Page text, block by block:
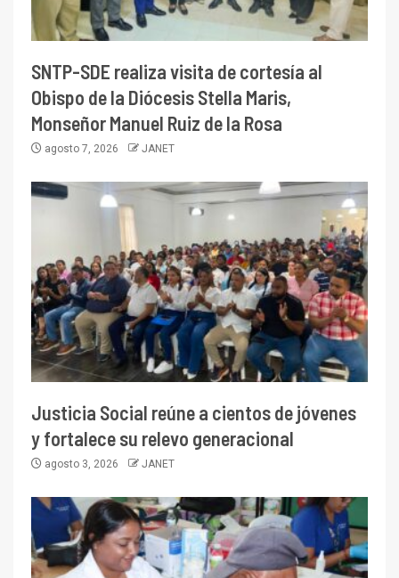
SNTP-SDE realiza visita de cortesía al
Obispo de la Diócesis Stella Maris,
Monseñor Manuel Ruiz de la Rosa
agosto 7, 2026 JANET
Justicia Social reúne a cientos de jóvenes
y fortalece su relevo generacional
agosto 3, 2026 JANET